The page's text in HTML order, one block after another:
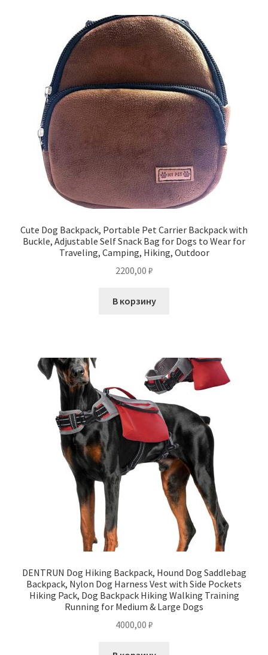
Cute Dog Backpack, Portable Pet Carrier Backpack with
Buckle, Adjustable Self Snack Bag for Dogs to Wear for
Traveling, Camping, Hiking, Outdoor
2200,00 ₽
В корзину
DENTRUN Dog Hiking Backpack, Hound Dog Saddlebag
Backpack, Nylon Dog Harness Vest with Side Pockets
Hiking Pack, Dog Backpack Hiking Walking Training
Running for Medium & Large Dogs
4000,00 ₽